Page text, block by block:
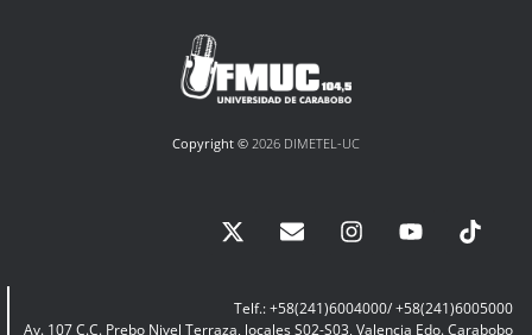
Copyright © 2026 DIMETEL-UC
Telf.: +58(241)6004000/ +58(241)6005000
Av. 107 C.C. Prebo Nivel Terraza, locales S02-S03, Valencia Edo. Carabobo